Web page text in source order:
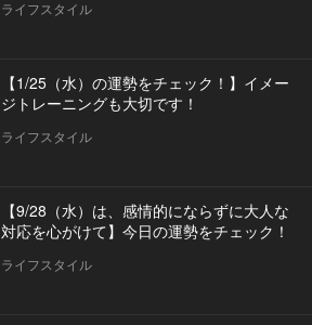
ライフスタイル
【1/25（水）の運勢をチェック！】イメー
ジトレーニングも大切です！
ライフスタイル
【9/28（水）は、感情的にならずに大人な
対応を心がけて】今日の運勢をチェック！
ライフスタイル